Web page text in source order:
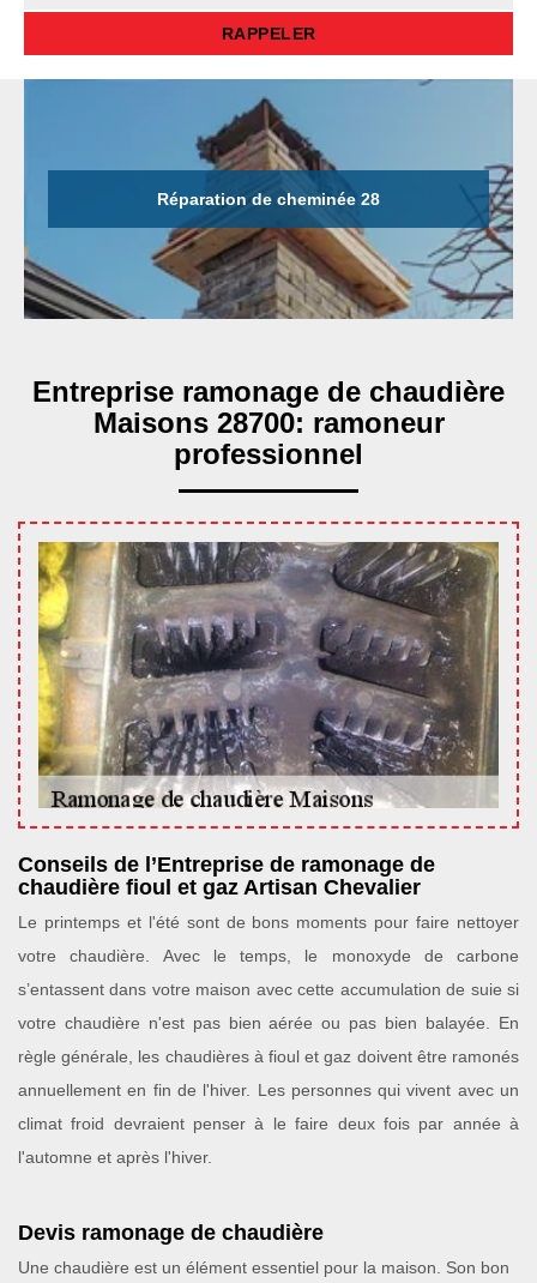
Réparation de cheminée 28
Entreprise ramonage de chaudière
Maisons 28700: ramoneur
professionnel
Conseils de l’Entreprise de ramonage de
chaudière fioul et gaz Artisan Chevalier
Le printemps et l'été sont de bons moments pour faire nettoyer
votre chaudière. Avec le temps, le monoxyde de carbone
s’entassent dans votre maison avec cette accumulation de suie si
votre chaudière n'est pas bien aérée ou pas bien balayée. En
règle générale, les chaudières à fioul et gaz doivent être ramonés
annuellement en fin de l'hiver. Les personnes qui vivent avec un
climat froid devraient penser à le faire deux fois par année à
l'automne et après l'hiver.
Devis ramonage de chaudière
Une chaudière est un élément essentiel pour la maison. Son bon